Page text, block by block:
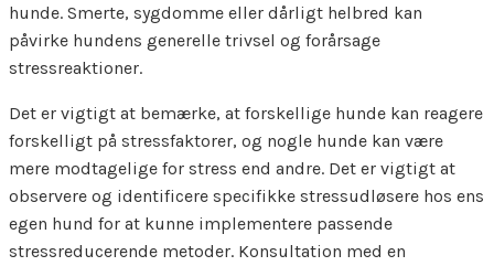
hunde. Smerte, sygdomme eller dårligt helbred kan
påvirke hundens generelle trivsel og forårsage
stressreaktioner.
Det er vigtigt at bemærke, at forskellige hunde kan reagere
forskelligt på stressfaktorer, og nogle hunde kan være
mere modtagelige for stress end andre. Det er vigtigt at
observere og identificere specifikke stressudløsere hos ens
egen hund for at kunne implementere passende
stressreducerende metoder. Konsultation med en